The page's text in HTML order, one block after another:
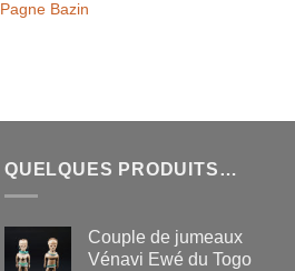
Pagne Bazin
QUELQUES PRODUITS…
Couple de jumeaux
Vénavi Ewé du Togo